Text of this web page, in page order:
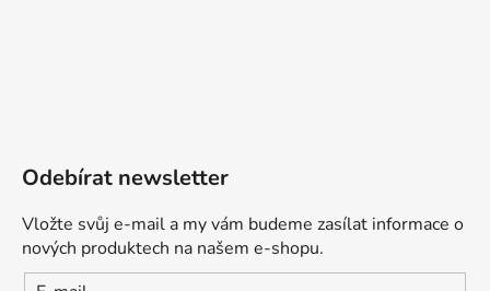
Odebírat newsletter
Vložte svůj e-mail a my vám budeme zasílat informace o
nových produktech na našem e-shopu.